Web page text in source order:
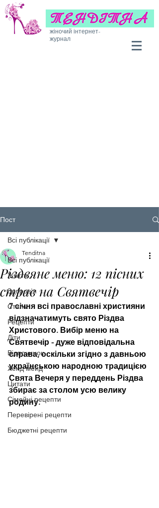
жіночий інтернет-
журнал
Пост
Всі публікації
Життя
Здоров'я
Стиль
Рецепти
Діти
Відпочинок
Хенд мейд
Цитати
Сімейні рецепти
Перевірені рецепти
Бюджетні рецепти
Всі публікації
Різдвяне меню: 12 пісних
страв на Святвечір
Tenditna
7 січня всі православні християни
відзначатимуть свято Різдва
Христового. Вибір меню на
Святвечір - дуже відповідальна
справа, оскільки згідно з давньою
українською народною традицією
Свята Вечеря у переддень Різдва
збирає за столом усю велику
родину.